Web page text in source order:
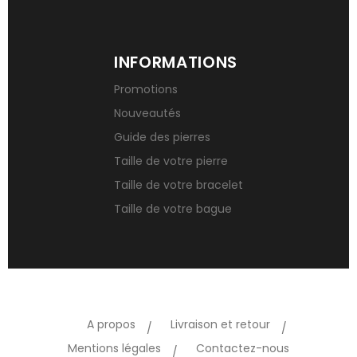
INFORMATIONS
Promotions
Nouveautés
Guide des pierres
Taille de votre pierre
Taille de votre bracelet
Taille de votre bague
A propos
Livraison et retour
Mentions légales
Contactez-nous